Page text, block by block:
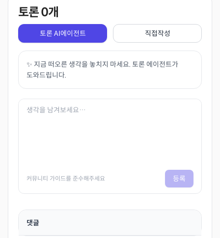
토론0개
토론 AI에이전트 직접작성
✨ 지금 떠오른 생각을 놓치지 마세요. 토론 에이전트가
도와드립니다.
커뮤니티 가이드를 준수해주세요 등록
댓글